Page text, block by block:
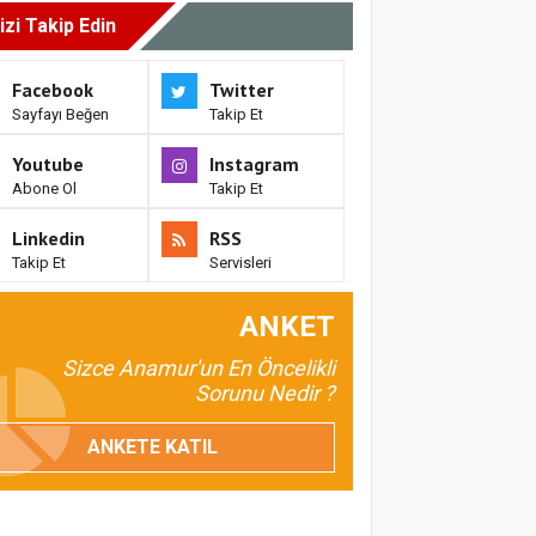
Takip Edin
Facebook
Sayfayı Beğen
Twitter
Takip Et
Youtube
Abone Ol
Instagram
Takip Et
Linkedin
Takip Et
RSS
Servisleri
ANKET
Sizce Anamur'un En Öncelikli
Sorunu Nedir ?
ANKETE KATIL